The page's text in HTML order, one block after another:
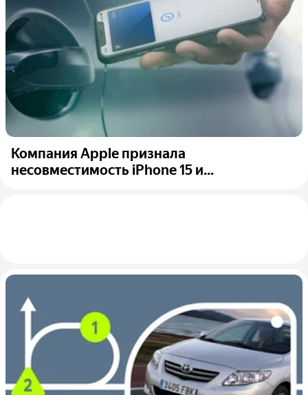
Компания Apple признала
несовместимость iPhone 15 и...